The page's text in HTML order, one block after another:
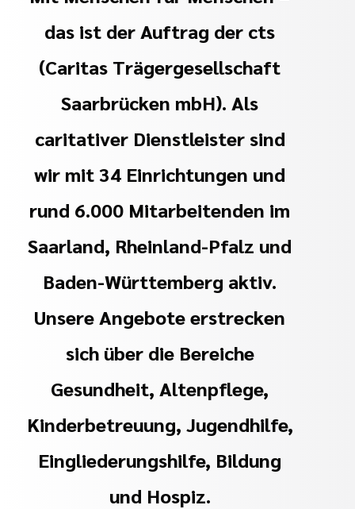
Meilensteine
das ist der Auftrag der cts
(Caritas Trägergesellschaft
Saarbrücken mbH). Als
caritativer Dienstleister sind
wir mit 34 Einrichtungen und
rund 6.000 Mitarbeitenden im
Saarland, Rheinland-Pfalz und
Baden-Württemberg aktiv.
Unsere Angebote erstrecken
sich über die Bereiche
Gesundheit, Altenpflege,
Kinderbetreuung, Jugendhilfe,
Eingliederungshilfe, Bildung
und Hospiz.